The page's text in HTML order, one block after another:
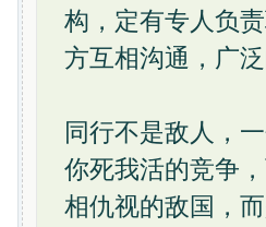
构，定有专人负
方互相沟通，广泛
同行不是敌人，
你死我活的竞争
相仇视的敌国，